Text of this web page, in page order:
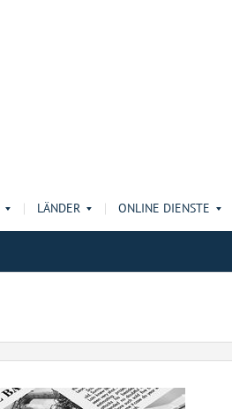
LÄNDER ONLINE DIENSTE